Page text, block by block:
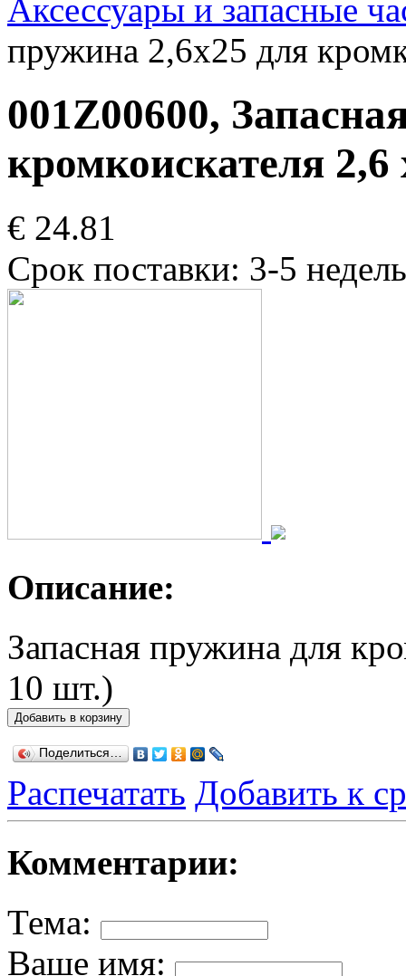
Аксессуары и запасные
пружина 2,6x25 для
001Z00600,
кромкоискателя 2,6
€ 24.81
Срок поставки: 3-5 недель
Описание:
Запасная пружина для
10 шт.)
Поделиться…
Распечатать Добавить к
Комментарии:
Тема:
Ваше имя: